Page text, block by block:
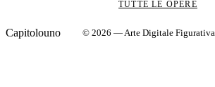
TUTTE LE OPERE
Capitolouno © 2026 — Arte Digitale Figurativa